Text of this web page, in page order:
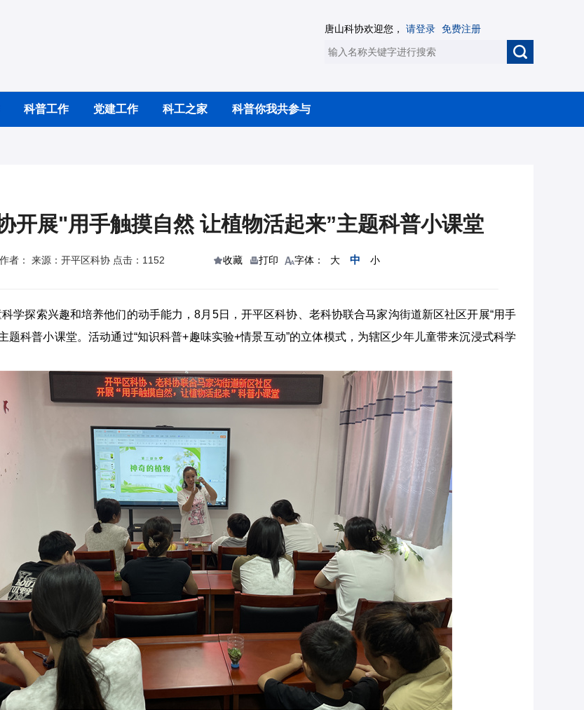
唐山科协欢迎您， 请登录 免费注册
科普工作 党建工作 科工之家 科普你我共参与
开展"用手触摸自然 让植物活起来”主题科普小课堂
者： 来源：开平区科协 点击：1152 收藏 打印 字体： 大 中 小
学探索兴趣和培养他们的动手能力，8月5日，开平区科协、老科协联合马家沟街道新区社区开展“用手
题科普小课堂。活动通过“知识科普+趣味实验+情景互动”的立体模式，为辖区少年儿童带来沉浸式科学